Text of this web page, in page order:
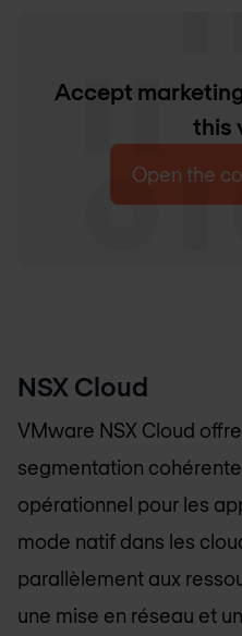
Accept
this
Open the
NSX Cloud
VMware NSX Cloud
segmentation
opérationnel pour les
mode natif dans les
parallèlement aux
une mise en réseau et